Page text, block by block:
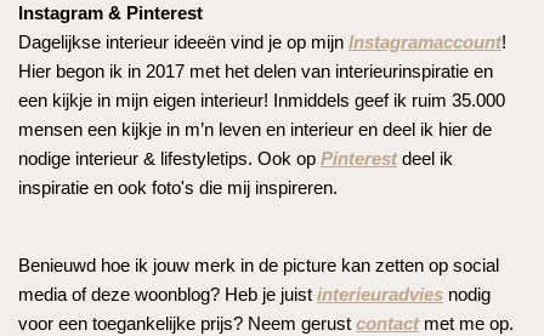
Instagram & Pinterest
Dagelijkse interieur ideeën vind je op mijn Instagramaccount!
Hier begon ik in 2017 met het delen van interieurinspiratie en
een kijkje in mijn eigen interieur! Inmiddels geef ik ruim 35.000
mensen een kijkje in m’n leven en interieur en deel ik hier de
nodige interieur & lifestyletips. Ook op Pinterestdeel ik
inspiratie en ook foto's die mij inspireren.
Benieuwd hoe ik jouw merk in de picture kan zetten op social
media of deze woonblog? Heb je juist interieuradvies nodig
voor een toegankelijke prijs? Neem gerust contactmet me op.